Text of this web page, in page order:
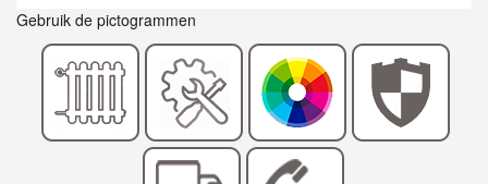
Gebruik de pictogrammen